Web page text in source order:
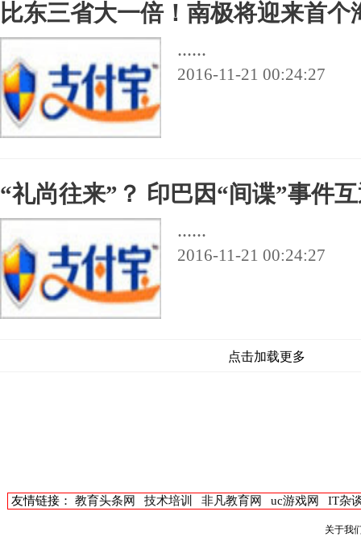
比东三省大一倍！南极将迎来首个
......
2016-11-21 00:24:27
“礼尚往来”？ 印巴因“间谍”事件
......
2016-11-21 00:24:27
点击加载更多
友情链接： 教育头条网 技术培训 非凡教育网 uc游戏网 IT杂
关于我